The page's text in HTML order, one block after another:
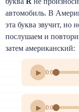
автомобиль. В
эта буква звучит, но
послушаем и
затем американский:
▶ 0:00
▶ 0:00